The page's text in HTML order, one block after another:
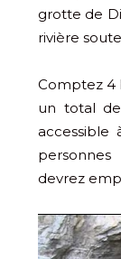
grotte de
rivière
Comptez 4
un total
accessible
devrez